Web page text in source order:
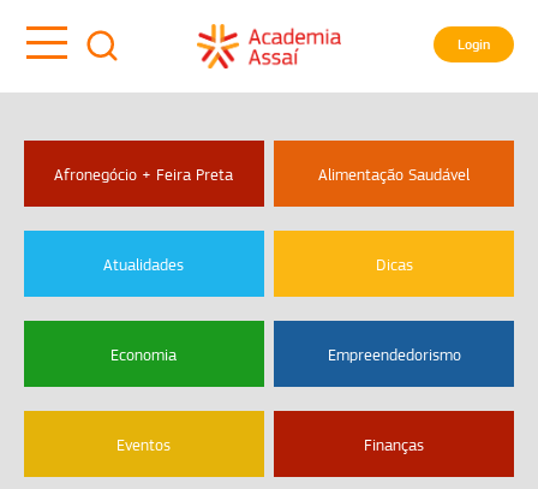
Login
Afronegócio + Feira Preta Alimentação Saudável
Atualidades Dicas
Economia Empreendedorismo
Eventos Finanças